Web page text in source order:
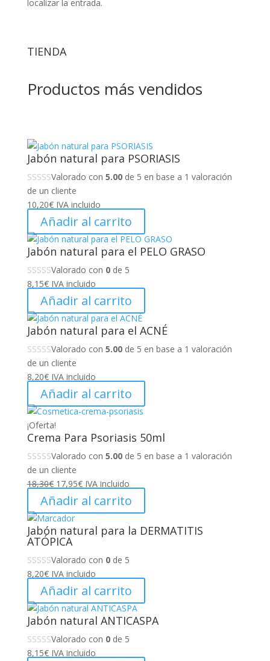
localizar la entrada.
TIENDA
Productos más vendidos
Jabón natural para PSORIASIS
Valorado con 5.00de 5 en base a 1 valoración
de un cliente
10,20€ IVA incluido
Añadir al carrito
Jabón natural para el PELO GRASO
Valorado con 0de 5
8,15€ IVA incluido
Añadir al carrito
Jabón natural para el ACNÉ
Valorado con 5.00de 5 en base a 1 valoración
de un cliente
8,20€ IVA incluido
Añadir al carrito
¡Oferta!
Crema Para Psoriasis 50ml
Valorado con 5.00de 5 en base a 1 valoración
de un cliente
18,30€ El
precio
original
era:
18,30€.
17,95€El
precio
actual
17,95€.
IVA incluido
Añadir al carrito
Jabón natural para la DERMATITIS
ATÓPICA
Valorado con 0de 5
8,20€ IVA incluido
Añadir al carrito
Jabón natural ANTICASPA
Valorado con 0de 5
8,15€ IVA incluido